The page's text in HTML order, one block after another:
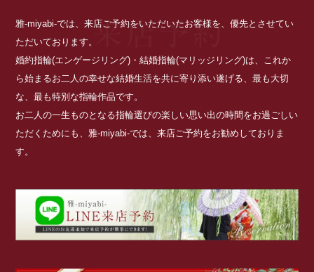
雅-miyabi-では、来店ご予約をいただいたお客様を、優先とさせてい
ただいております。
婚約指輪(エンゲージリング)・結婚指輪(マリッジリング)は、これか
ら始まるお二人の幸せな結婚生活を共に寄り添い遂げる、最も大切
な、最も特別な指輪作品です。
お二人の一生ものとなる指輪選びの楽しい思い出の時間をお過ごしい
ただくためにも、雅-miyabi-では、来店ご予約をお勧めしておりま
す。